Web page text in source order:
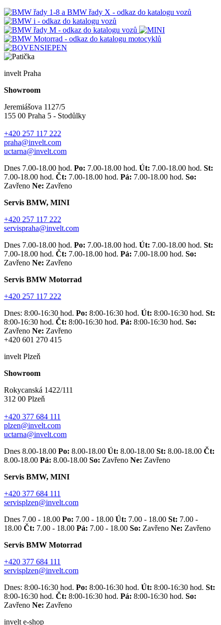
invelt Praha
Showroom
Jeremiášova 1127/5
155 00 Praha 5 - Stodůlky
+420 257 117 222
praha@invelt.com
uctarna@invelt.com
Dnes 7.00-18.00 hod. Po: 7.00-18.00 hod. Út: 7.00-18.00 hod. St:
7.00-18.00 hod. Čt: 7.00-18.00 hod. Pá: 7.00-18.00 hod. So:
Zavřeno Ne: Zavřeno
Servis BMW, MINI
+420 257 117 222
servispraha@invelt.com
Dnes 7.00-18.00 hod. Po: 7.00-18.00 hod. Út: 7.00-18.00 hod. St:
7.00-18.00 hod. Čt: 7.00-18.00 hod. Pá: 7.00-18.00 hod. So:
Zavřeno Ne: Zavřeno
Servis BMW Motorrad
+420 257 117 222
Dnes: 8:00-16:30 hod. Po: 8:00-16:30 hod. Út: 8:00-16:30 hod. St:
8:00-16:30 hod. Čt: 8:00-16:30 hod. Pá: 8:00-16:30 hod. So:
Zavřeno Ne: Zavřeno
+420 601 270 415
invelt Plzeň
Showroom
Rokycanská 1422/111
312 00 Plzeň
+420 377 684 111
plzen@invelt.com
uctarna@invelt.com
Dnes 8.00-18.00 Po: 8.00-18.00 Út: 8.00-18.00 St: 8.00-18.00 Čt:
8.00-18.00 Pá: 8.00-18.00 So: Zavřeno Ne: Zavřeno
Servis BMW, MINI
+420 377 684 111
servisplzen@invelt.com
Dnes 7.00 - 18.00 Po: 7.00 - 18.00 Út: 7.00 - 18.00 St: 7.00 -
18.00 Čt: 7.00 - 18.00 Pá: 7.00 - 18.00 So: Zavřeno Ne: Zavřeno
Servis BMW Motorrad
+420 377 684 111
servisplzen@invelt.com
Dnes: 8:00-16:30 hod. Po: 8:00-16:30 hod. Út: 8:00-16:30 hod. St:
8:00-16:30 hod. Čt: 8:00-16:30 hod. Pá: 8:00-16:30 hod. So:
Zavřeno Ne: Zavřeno
invelt e-shop